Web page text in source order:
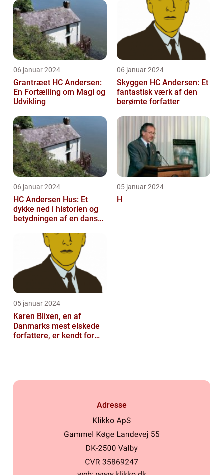
06 januar 2024
Grantræet HC Andersen:
En Fortælling om Magi og
Udvikling
06 januar 2024
Skyggen HC Andersen: Et
fantastisk værk af den
berømte forfatter
06 januar 2024
HC Andersen Hus: Et
dykke ned i historien og
betydningen af en dansk
05 januar 2024
H
05 januar 2024
Karen Blixen, en af
Danmarks mest elskede
forfattere, er kendt for
Adresse